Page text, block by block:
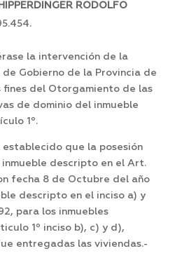
HIPPERDINGER RODOLFO
la intervención de la
de Gobierno de la Provincia de
fines del Otorgamiento de las
de dominio del inmueble
1º.
que la posesión
descripto en el Art.
fecha 8 de Octubre del año
descripto en el inciso a) y
para los inmuebles
1º inciso b), c) y d),
entregadas las viviendas.-